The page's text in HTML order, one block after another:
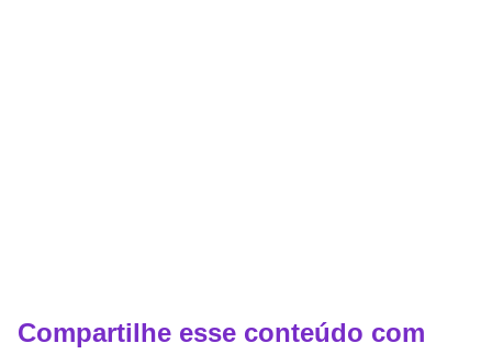
Compartilhe esse conteúdo com